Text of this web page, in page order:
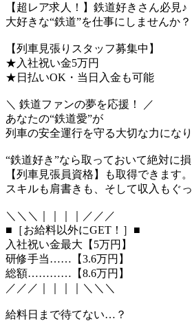
【超レア求人！】鉄道好きさん必見♪
大好きな“鉄道”を仕事にしませんか？
【列車見張りスタッフ募集中】
★入社祝い金5万円
★日払いOK・当日入金も可能
＼ 鉄道ファンの夢を応援！ ／
あなたの“鉄道愛”が
列車の安全運行を守る大切な力になり
“鉄道好き”なら取っておいて絶対に損
【列車見張員資格】も取得できます。
スキルも肩書きも、そして収入もぐ
＼＼＼｜｜｜｜／／／
■［お給料以外にGET！］■
入社祝い金最大【5万円】
研修手当……【3.6万円】
総額…………【8.6万円】
／／／｜｜｜｜＼＼＼
給料日まで待てない…？